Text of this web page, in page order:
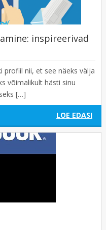
inspireerivad
profiil nii, et see näeks välja
võimalikult hästi sinu
[…]
LOE EDASI